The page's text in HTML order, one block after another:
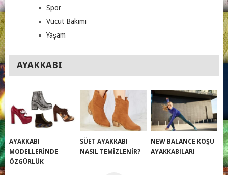
Spor
Vücut Bakımı
Yaşam
AYAKKABI
AYAKKABI
MODELLERINDE
ÖZGÜRLÜK
SÜET AYAKKABI
NASIL TEMIZLENIR?
NEW BALANCE KOŞU
AYAKKABILARI